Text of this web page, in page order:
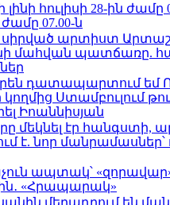
լինի հուլիսի 28-ին ժամը
ժամը 07.00-ն
սիրված արտիստ
մահվան պատճառը.
դատապարտում եմ
կողմից Ստամբուլում
Իոաննիսյան
մեկնել էր հանգստի,
է. նոր
ապտակ՝
«Հրապարակ»
մեղադրում են